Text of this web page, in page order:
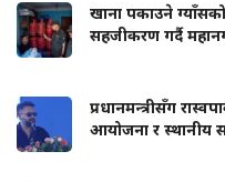
खाना पकाउने
सहजीकरण गर्दै
प्रधानमन्त्रीसँग
आयोजना र स्थानीय